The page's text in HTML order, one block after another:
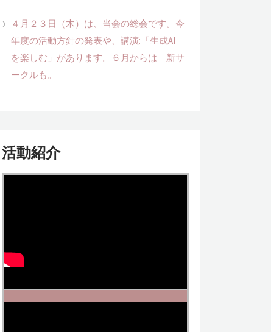
４月２３日（木）は、当会の総会です。今
年度の活動方針の発表や、講演:「生成AI
を楽しむ」があります。６月からは 新サ
ークルも。
活動紹介